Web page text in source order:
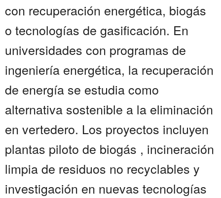
con recuperación energética, biogás
o tecnologías de gasificación. En
universidades con programas de
ingeniería energética, la recuperación
de energía se estudia como
alternativa sostenible a la eliminación
en vertedero. Los proyectos incluyen
plantas piloto de biogás , incineración
limpia de residuos no recyclables y
investigación en nuevas tecnologías